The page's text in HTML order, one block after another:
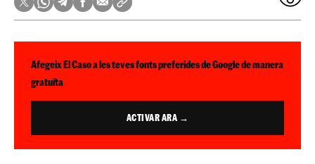
Afegeix El Caso a les teves fonts preferides de Google de manera
gratuïta
ACTIVAR ARA →